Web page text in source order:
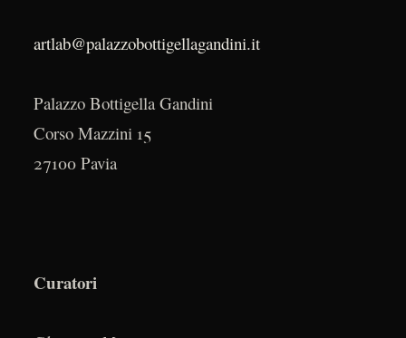
artlab@palazzobottigellagandini.it
Palazzo Bottigella Gandini
Corso Mazzini 15
27100 Pavia
Curatori